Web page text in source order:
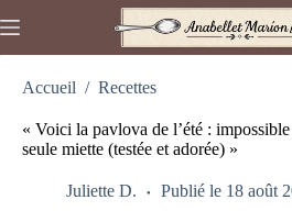
au
Accueil / Recettes
« Voici la pavlova de l’été : impossible
seule miette (testée et adorée) »
Juliette D. Publié le 18 août